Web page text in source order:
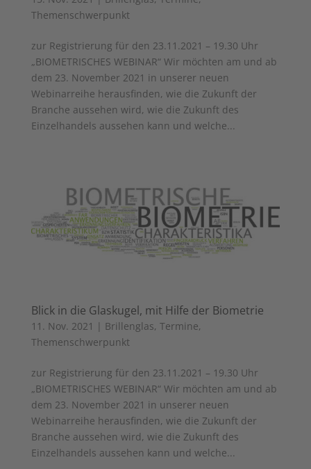
Themenschwerpunkt
zur Registrierung für den 23.11.2021 – 19.30 Uhr
„BIOMETRISCHES WEBINAR“ Wir möchten am und ab
dem 23. November 2021 in unserer neuen
Webinarreihe herausfinden, wie die Zukunft der
Branche aussehen wird, wie die Zukunft des
Einzelhandels aussehen kann und welche...
Blick in die Glaskugel, mit Hilfe der Biometrie
11. Nov. 2021 | Brillenglas, Termine,
Themenschwerpunkt
zur Registrierung für den 23.11.2021 – 19.30 Uhr
„BIOMETRISCHES WEBINAR“ Wir möchten am und ab
dem 23. November 2021 in unserer neuen
Webinarreihe herausfinden, wie die Zukunft der
Branche aussehen wird, wie die Zukunft des
Einzelhandels aussehen kann und welche...